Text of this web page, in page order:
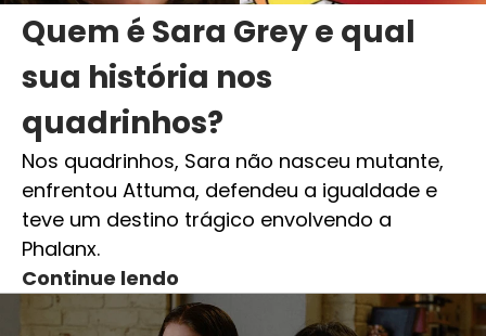
Quem é Sara Grey e qual
sua história nos
quadrinhos?
Nos quadrinhos, Sara não nasceu mutante,
enfrentou Attuma, defendeu a igualdade e
teve um destino trágico envolvendo a
Phalanx.
Continue lendo